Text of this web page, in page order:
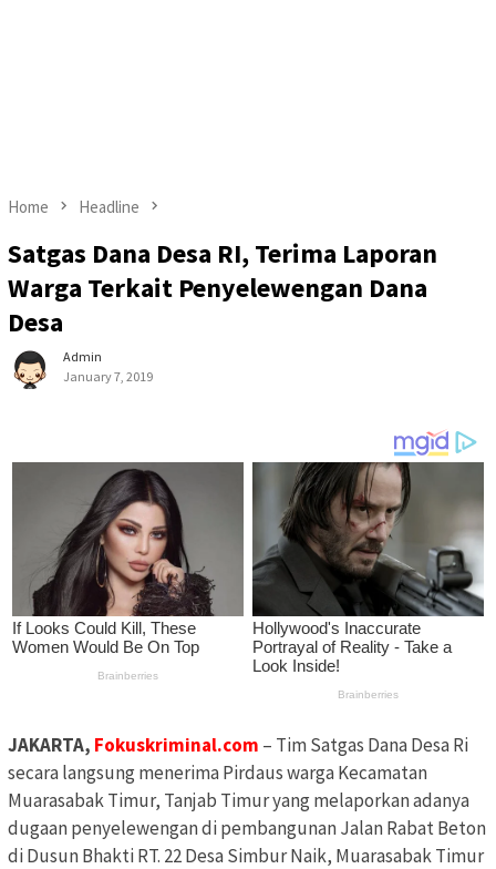
Home Headline
Satgas Dana Desa RI, Terima Laporan
Warga Terkait Penyelewengan Dana
Desa
Admin
January 7, 2019
JAKARTA, Fokuskriminal.com – Tim Satgas Dana Desa Ri
secara langsung menerima Pirdaus warga Kecamatan
Muarasabak Timur, Tanjab Timur yang melaporkan adanya
dugaan penyelewengan di pembangunan Jalan Rabat Beton
di Dusun Bhakti RT. 22 Desa Simbur Naik, Muarasabak Timur